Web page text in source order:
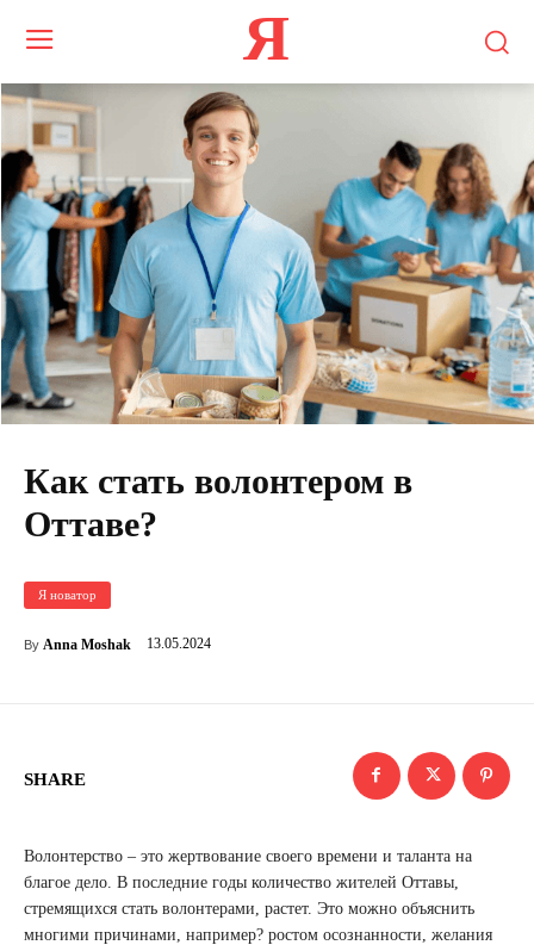
Я
Как стать волонтером в
Оттаве?
Я новатор
By Anna Moshak 13.05.2024
SHARE
Волонтерство – это жертвование своего времени и таланта на
благое дело. В последние годы количество жителей Оттавы,
стремящихся стать волонтерами, растет. Это можно объяснить
многими причинами, например? ростом осознанности, желания